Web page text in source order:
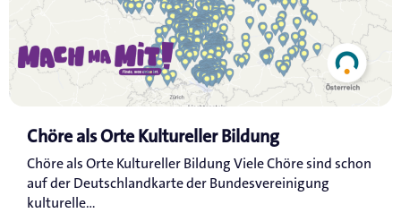
Chöre als Orte Kultureller Bildung
Chöre als Orte Kultureller Bildung Viele Chöre sind schon
auf der Deutschlandkarte der Bundesvereinigung
kulturelle...